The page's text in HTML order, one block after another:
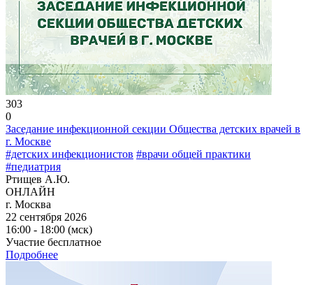
303
0
Заседание инфекционной секции Общества детских врачей в
г. Москве
#детских инфекционистов #врачи общей практики
#педиатрия
Ртищев А.Ю.
ОНЛАЙН
г. Москва
22 сентября 2026
16:00 - 18:00 (мск)
Участие бесплатное
Подробнее